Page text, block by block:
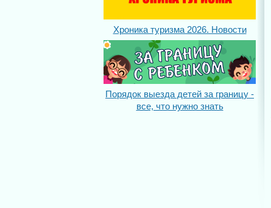
Хроника туризма 2026. Новости
Порядок выезда детей за границу -
все, что нужно знать